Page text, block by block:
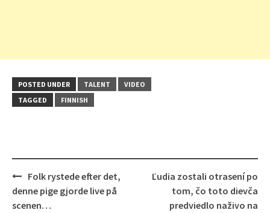
POSTED UNDER TALENT
VIDEO
TAGGED
FINNISH
Post
navigation
Folk rystede efter det,
denne pige gjorde live på
scenen…
Ľudia zostali otrasení po
tom, čo toto dievča
predviedlo naživo na